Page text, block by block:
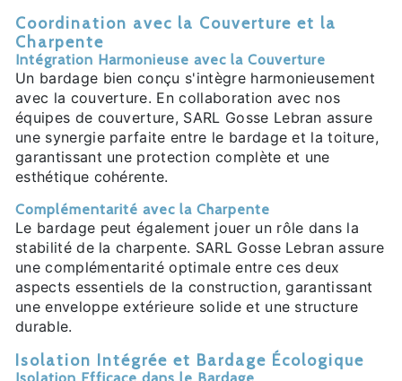
Coordination avec la Couverture et la
Charpente
Intégration Harmonieuse avec la Couverture
Un bardage bien conçu s'intègre harmonieusement
avec la couverture. En collaboration avec nos
équipes de couverture, SARL Gosse Lebran assure
une synergie parfaite entre le bardage et la toiture,
garantissant une protection complète et une
esthétique cohérente.
Complémentarité avec la Charpente
Le bardage peut également jouer un rôle dans la
stabilité de la charpente. SARL Gosse Lebran assure
une complémentarité optimale entre ces deux
aspects essentiels de la construction, garantissant
une enveloppe extérieure solide et une structure
durable.
Isolation Intégrée et Bardage Écologique